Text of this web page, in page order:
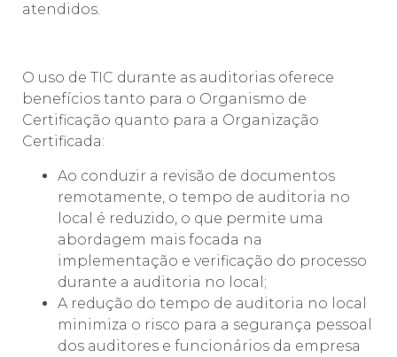
atendidos.
O uso de TIC durante as auditorias oferece
benefícios tanto para o Organismo de
Certificação quanto para a Organização
Certificada:
Ao conduzir a revisão de documentos
remotamente, o tempo de auditoria no
local é reduzido, o que permite uma
abordagem mais focada na
implementação e verificação do processo
durante a auditoria no local;
A redução do tempo de auditoria no local
minimiza o risco para a segurança pessoal
dos auditores e funcionários da empresa